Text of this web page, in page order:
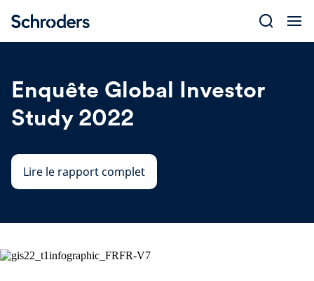
content
Enquête Global Investor
Study 2022
Lire le rapport complet